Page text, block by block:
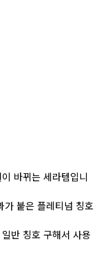
바뀌는 세라템입니
가 붙은 플레티넘 칭호
반 칭호 구해서 사용